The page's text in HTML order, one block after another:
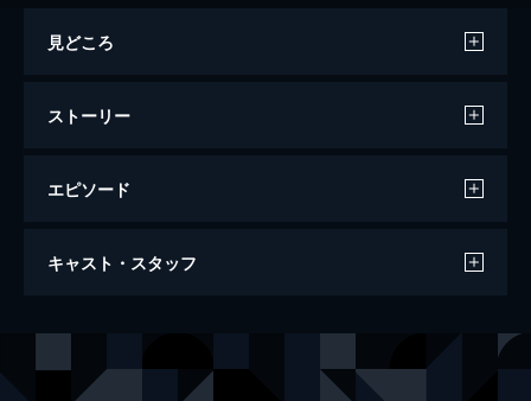
見どころ
ストーリー
エピソード
#1 「古代エジプト文明と神道」ほか
ていく番組の第3章。今回取り上げたのは、
滝トンネル、ナチスUFOなどだ。
キャスト・スタッフ